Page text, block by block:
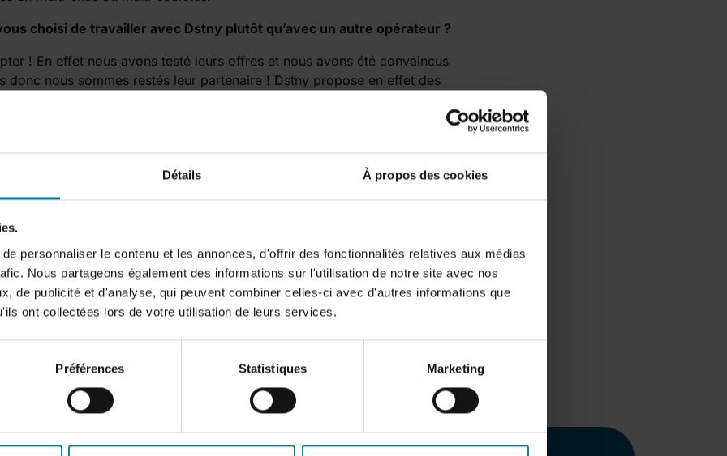
Détails À propos des cookies
personnaliser le contenu et les annonces, d'offrir des fonctionnalités relatives aux médias
Nous partageons également des informations sur l'utilisation de notre site avec nos
de publicité et d'analyse, qui peuvent combiner celles-ci avec d'autres informations que
ont collectées lors de votre utilisation de leurs services.
Préférences Statistiques Marketing
choisi de travailler avec Dstny plutôt qu’avec un autre opérateur ?
! En effet nous avons testé leurs offres et nous avons été convaincus
donc nous sommes restés leur partenaire ! Dstny propose en effet des
sans engagement et économique ; des atouts qui font la différence.
Quand il y a une urgence, ça vaut de l’or ! Car derrière, il y a
et fidélisé !
technologiques, au bénéfice de ses partenaires et de leurs clients.